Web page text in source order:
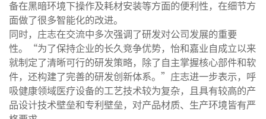
备在黑暗环境下操作及耗材安装等方面的便利性，在细节方
面做了很多智能化的改进。
同时，庄志在交流中多次强调了研发对公司发展的重要
性。“为了保持企业的长久竞争优势，怡和嘉业自成立以来
就制定了清晰可行的研发策略，除了自主掌握核心部件和软
件，还构建了完善的研发创新体系。”庄志进一步表示，呼
吸健康领域医疗设备的工艺技术较为复杂，且具有较高的产
品设计技术壁垒和专利壁垒，对产品材质、生产环境皆有严